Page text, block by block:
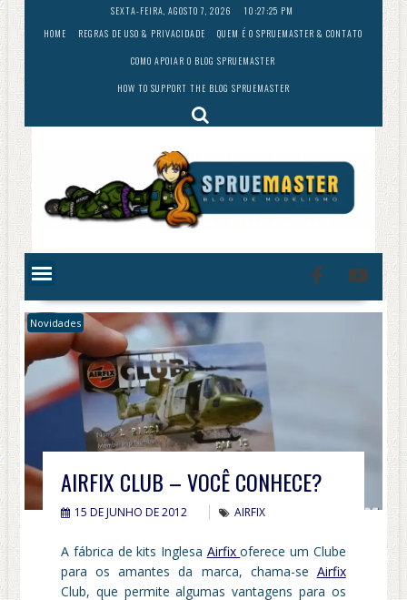
Skip
to
content
SEXTA-FEIRA, AGOSTO 7, 2026
10:27:27 PM
HOME
REGRAS DE USO & PRIVACIDADE
QUEM É O SPRUEMASTER & CONTATO
COMO APOIAR O BLOG SPRUEMASTER
HOW TO SUPPORT THE BLOG SPRUEMASTER
Novidades
AIRFIX CLUB – VOCÊ CONHECE?
15 DE JUNHO DE 2012 AIRFIX
A fábrica de kits Inglesa Airfixoferece um Clube
para os amantes da marca, chama-se Airfix
Club, que permite algumas vantagens para os